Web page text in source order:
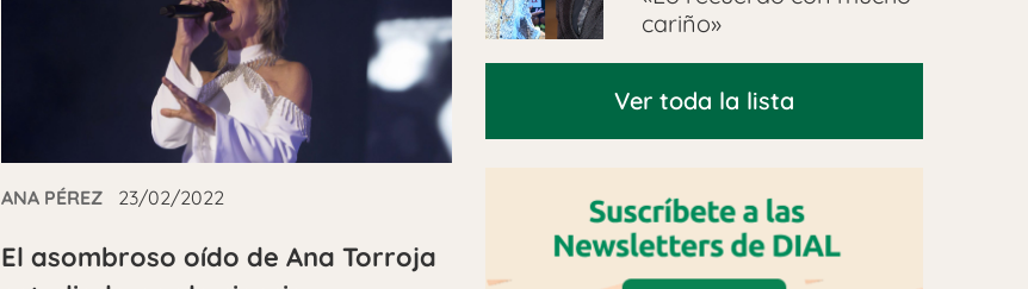
ANA PÉREZ 23/02/2022
El asombroso oído de Ana Torroja
cariño»
Ver toda la lista